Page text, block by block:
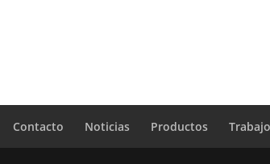
Contacto Noticias Productos Trabajo